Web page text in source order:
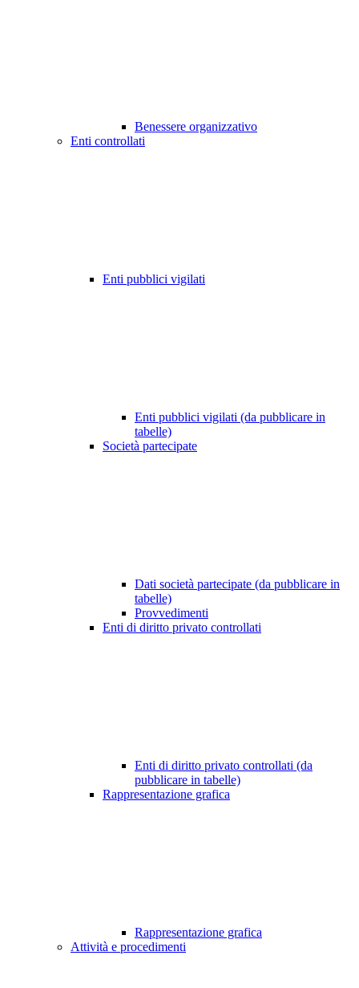
Benessere organizzativo
Enti controllati
Enti pubblici vigilati
Enti pubblici vigilati (da pubblicare in
tabelle)
Società partecipate
Dati società partecipate (da pubblicare in
tabelle)
Provvedimenti
Enti di diritto privato controllati
Enti di diritto privato controllati (da
pubblicare in tabelle)
Rappresentazione grafica
Rappresentazione grafica
Attività e procedimenti